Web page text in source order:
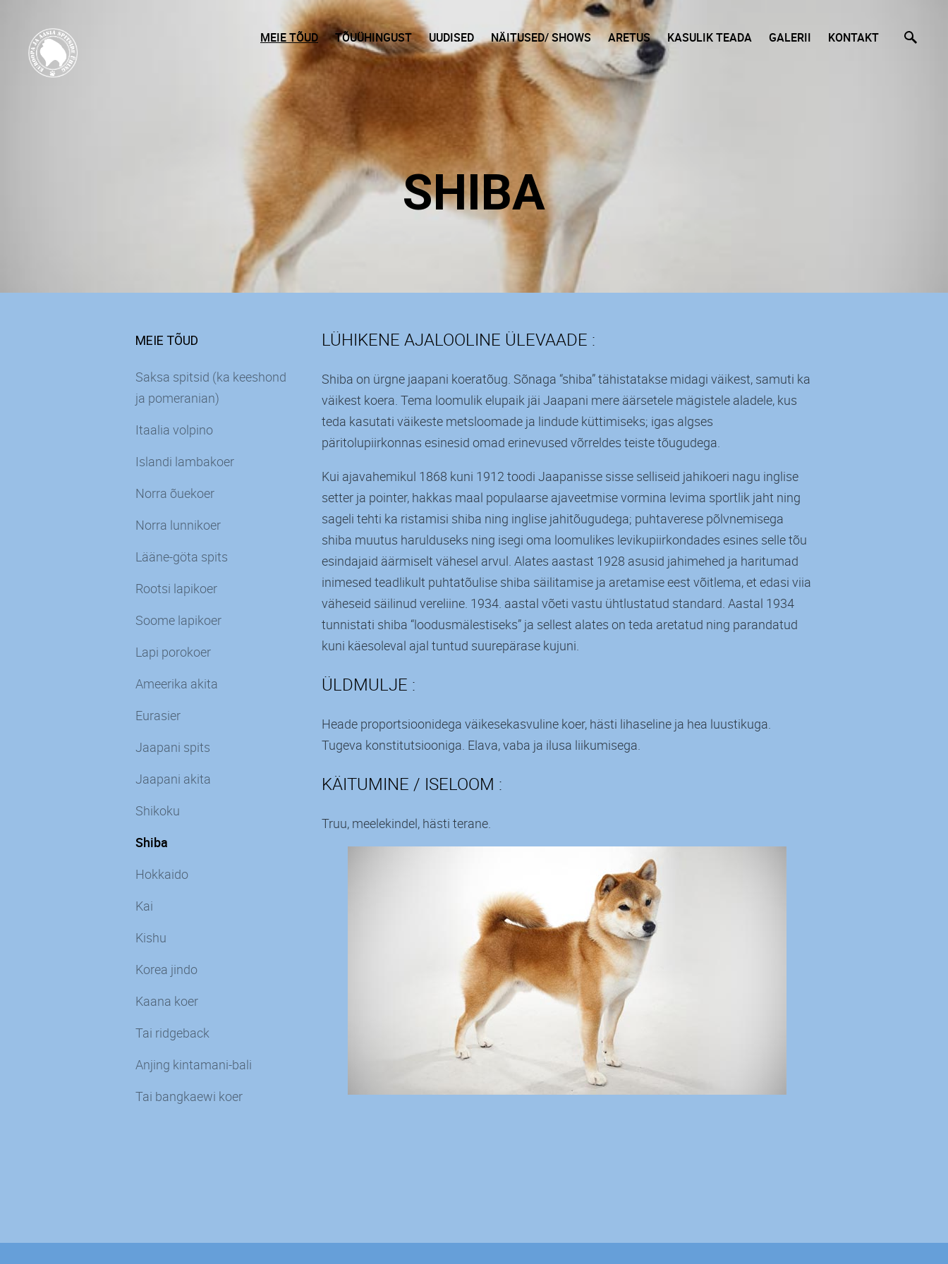
MEIE TÕUD TÕUÜHINGUST UUDISED NÄITUSED/ SHOWS ARETUS KASULIK TEADA GALERII KONTAKT
SHIBA
MEIE TÕUD
Saksa spitsid (ka keeshond
ja pomeranian)
Itaalia volpino
Islandi lambakoer
Norra õuekoer
Norra lunnikoer
Lääne-göta spits
Rootsi lapikoer
Soome lapikoer
Lapi porokoer
Ameerika akita
Eurasier
Jaapani spits
Jaapani akita
Shikoku
Shiba
Hokkaido
Kai
Kishu
Korea jindo
Kaana koer
Tai ridgeback
Anjing kintamani-bali
Tai bangkaewi koer
LÜHIKENE AJALOOLINE ÜLEVAADE :
Shiba on ürgne jaapani koeratõug. Sõnaga “shiba” tähistatakse midagi väikest, samuti ka
väikest koera. Tema loomulik elupaik jäi Jaapani mere äärsetele mägistele aladele, kus
teda kasutati väikeste metsloomade ja lindude küttimiseks; igas algses
päritolupiirkonnas esinesid omad erinevused võrreldes teiste tõugudega.
Kui ajavahemikul 1868 kuni 1912 toodi Jaapanisse sisse selliseid jahikoeri nagu inglise
setter ja pointer, hakkas maal populaarse ajaveetmise vormina levima sportlik jaht ning
sageli tehti ka ristamisi shiba ning inglise jahitõugudega; puhtaverese põlvnemisega
shiba muutus harulduseks ning isegi oma loomulikes levikupiirkondades esines selle tõu
esindajaid äärmiselt vähesel arvul. Alates aastast 1928 asusid jahimehed ja haritumad
inimesed teadlikult puhtatõulise shiba säilitamise ja aretamise eest võitlema, et edasi viia
väheseid säilinud vereliine. 1934. aastal võeti vastu ühtlustatud standard. Aastal 1934
tunnistati shiba “loodusmälestiseks” ja sellest alates on teda aretatud ning parandatud
kuni käesoleval ajal tuntud suurepärase kujuni.
ÜLDMULJE :
Heade proportsioonidega väikesekasvuline koer, hästi lihaseline ja hea luustikuga.
Tugeva konstitutsiooniga. Elava, vaba ja ilusa liikumisega.
KÄITUMINE / ISELOOM :
Truu, meelekindel, hästi terane.